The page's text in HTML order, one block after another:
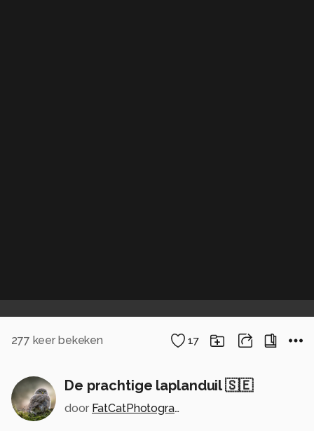
277 keer bekeken 17
De prachtige laplanduil 🇸🇪
door FatCatPhotography-KevinMandy